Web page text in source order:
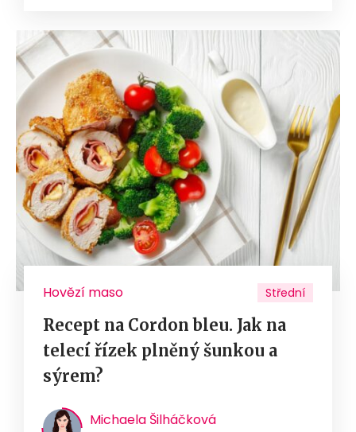
Hovězí maso Střední
Recept na Cordon bleu. Jak na
telecí řízek plněný šunkou a
sýrem?
Michaela Šilháčková